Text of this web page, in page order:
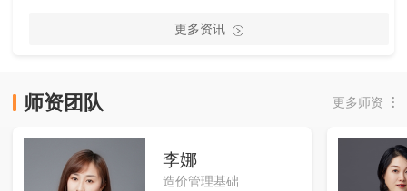
更多资讯
师资团队 更多师资
李娜
造价管理基础